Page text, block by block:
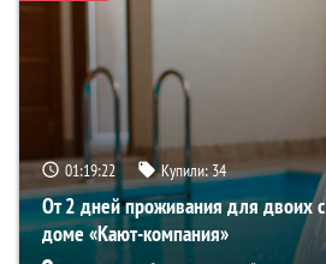
01:19:21 Купили:34
От 2 дней проживания для двоих
доме «Кают-компания»